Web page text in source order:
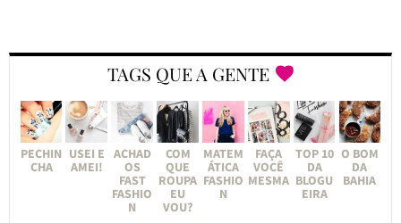
TAGS QUE A GENTE
PECHIN
CHA
USEI E
AMEI!
ACHAD
OS
FAST
FASHIO
N
COM
QUE
ROUPA
EU
VOU?
MATEM
ÁTICA
FASHIO
N
FAÇA
VOCÊ
MESMA
TOP 10
DA
BLOGU
EIRA
O BOM
DA
BAHIA